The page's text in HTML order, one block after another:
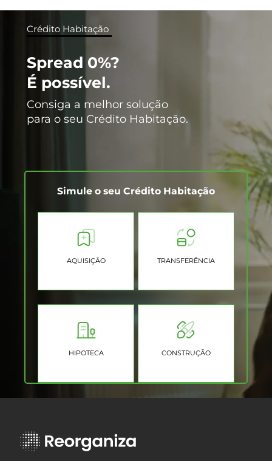
Crédito Habitação
Spread 0%?
É possível.
Consiga a melhor solução
para o seu Crédito Habitação.
Simule o seu Crédito Habitação
AQUISIÇÃO TRANSFERÊNCIA
HIPOTECA CONSTRUÇÃO